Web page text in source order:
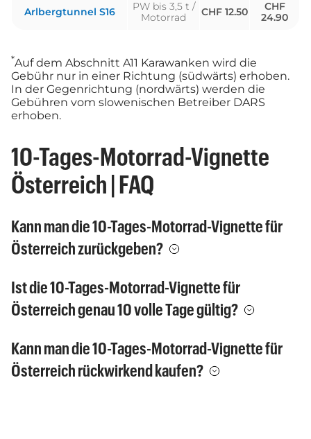
Arlbergtunnel S16
PW bis 3,5 t /
Motorrad
CHF 12.50
CHF
24.90
*Auf dem Abschnitt A11 Karawanken wird die
Gebühr nur in einer Richtung (südwärts) erhoben.
In der Gegenrichtung (nordwärts) werden die
Gebühren vom slowenischen Betreiber DARS
erhoben.
10-Tages-Motorrad-Vignette
Österreich | FAQ
Kann man die 10-Tages-Motorrad-Vignette für
Österreich zurückgeben?
Ist die 10-Tages-Motorrad-Vignette für
Österreich genau 10 volle Tage gültig?
Kann man die 10-Tages-Motorrad-Vignette für
Österreich rückwirkend kaufen?